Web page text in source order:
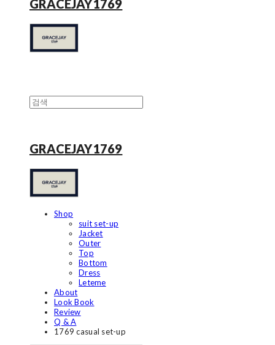
GRACEJAY1769
GRACEJAY1769
Shop
suit set-up
Jacket
Outer
Top
Bottom
Dress
Leteme
About
Look Book
Review
Q & A
1769 casual set-up